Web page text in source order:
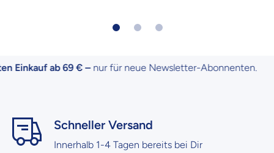
ab 69 € –nur für neue Newsletter-Abonnenten.
Schneller Versand
Innerhalb 1-4 Tagen bereits bei Dir